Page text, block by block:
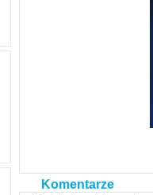
Komentarze